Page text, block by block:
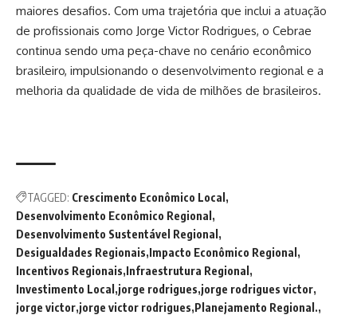
maiores desafios. Com uma trajetória que inclui a atuação
de profissionais como Jorge Victor Rodrigues, o Cebrae
continua sendo uma peça-chave no cenário econômico
brasileiro, impulsionando o desenvolvimento regional e a
melhoria da qualidade de vida de milhões de brasileiros.
TAGGED: Crescimento Econômico Local
Desenvolvimento Econômico Regional
Desenvolvimento Sustentável Regional
Desigualdades Regionais Impacto Econômico Regional
Incentivos Regionais Infraestrutura Regional
Investimento Local jorge rodrigues jorge rodrigues victor
jorge victor jorge victor rodrigues Planejamento Regional.